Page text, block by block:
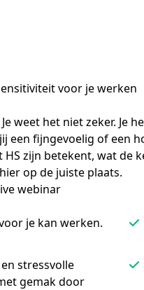
voor je werken
weet het niet zeker. Je
een fijngevoelig of een
zijn betekent, wat de
op de juiste plaats.
webinar
je kan werken.
stressvolle
gemak door